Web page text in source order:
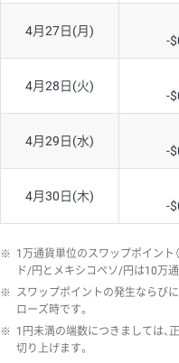
4月27日(月)
-
4月28日(火)
-
4月29日(水)
-
4月30日(木)
-
※ 1万通貨単位のスワップポイント
ド/円とメキシコペソ/円は10万通
※ スワップポイントの発生ならび
ローズ時です。
※ 1円未満の端数につきましては、
切り上げます。